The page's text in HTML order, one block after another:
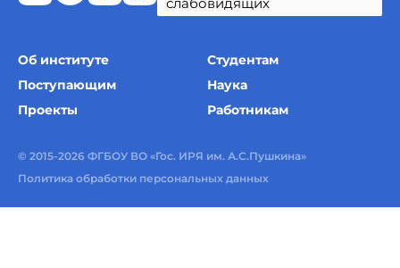
Об институте
Студентам
Поступающим
Наука
Проекты
Работникам
© 2015-2026 ФГБОУ ВО «Гос. ИРЯ им. А.С.Пушкина»
Политика обработки персональных данных